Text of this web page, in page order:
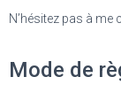
N’hésitez pas à
Mode de